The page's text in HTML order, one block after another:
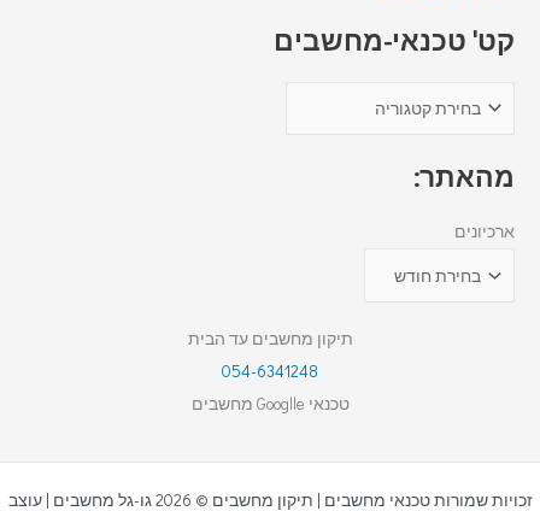
קט' טכנאי-מחשבים
מהאתר:
ארכיונים
תיקון מחשבים עד הבית
054-6341248
טכנאי Googlle מחשבים
זכויות שמורות טכנאי מחשבים | תיקון מחשבים © 2026 גו-גל מחשבים | עוצב